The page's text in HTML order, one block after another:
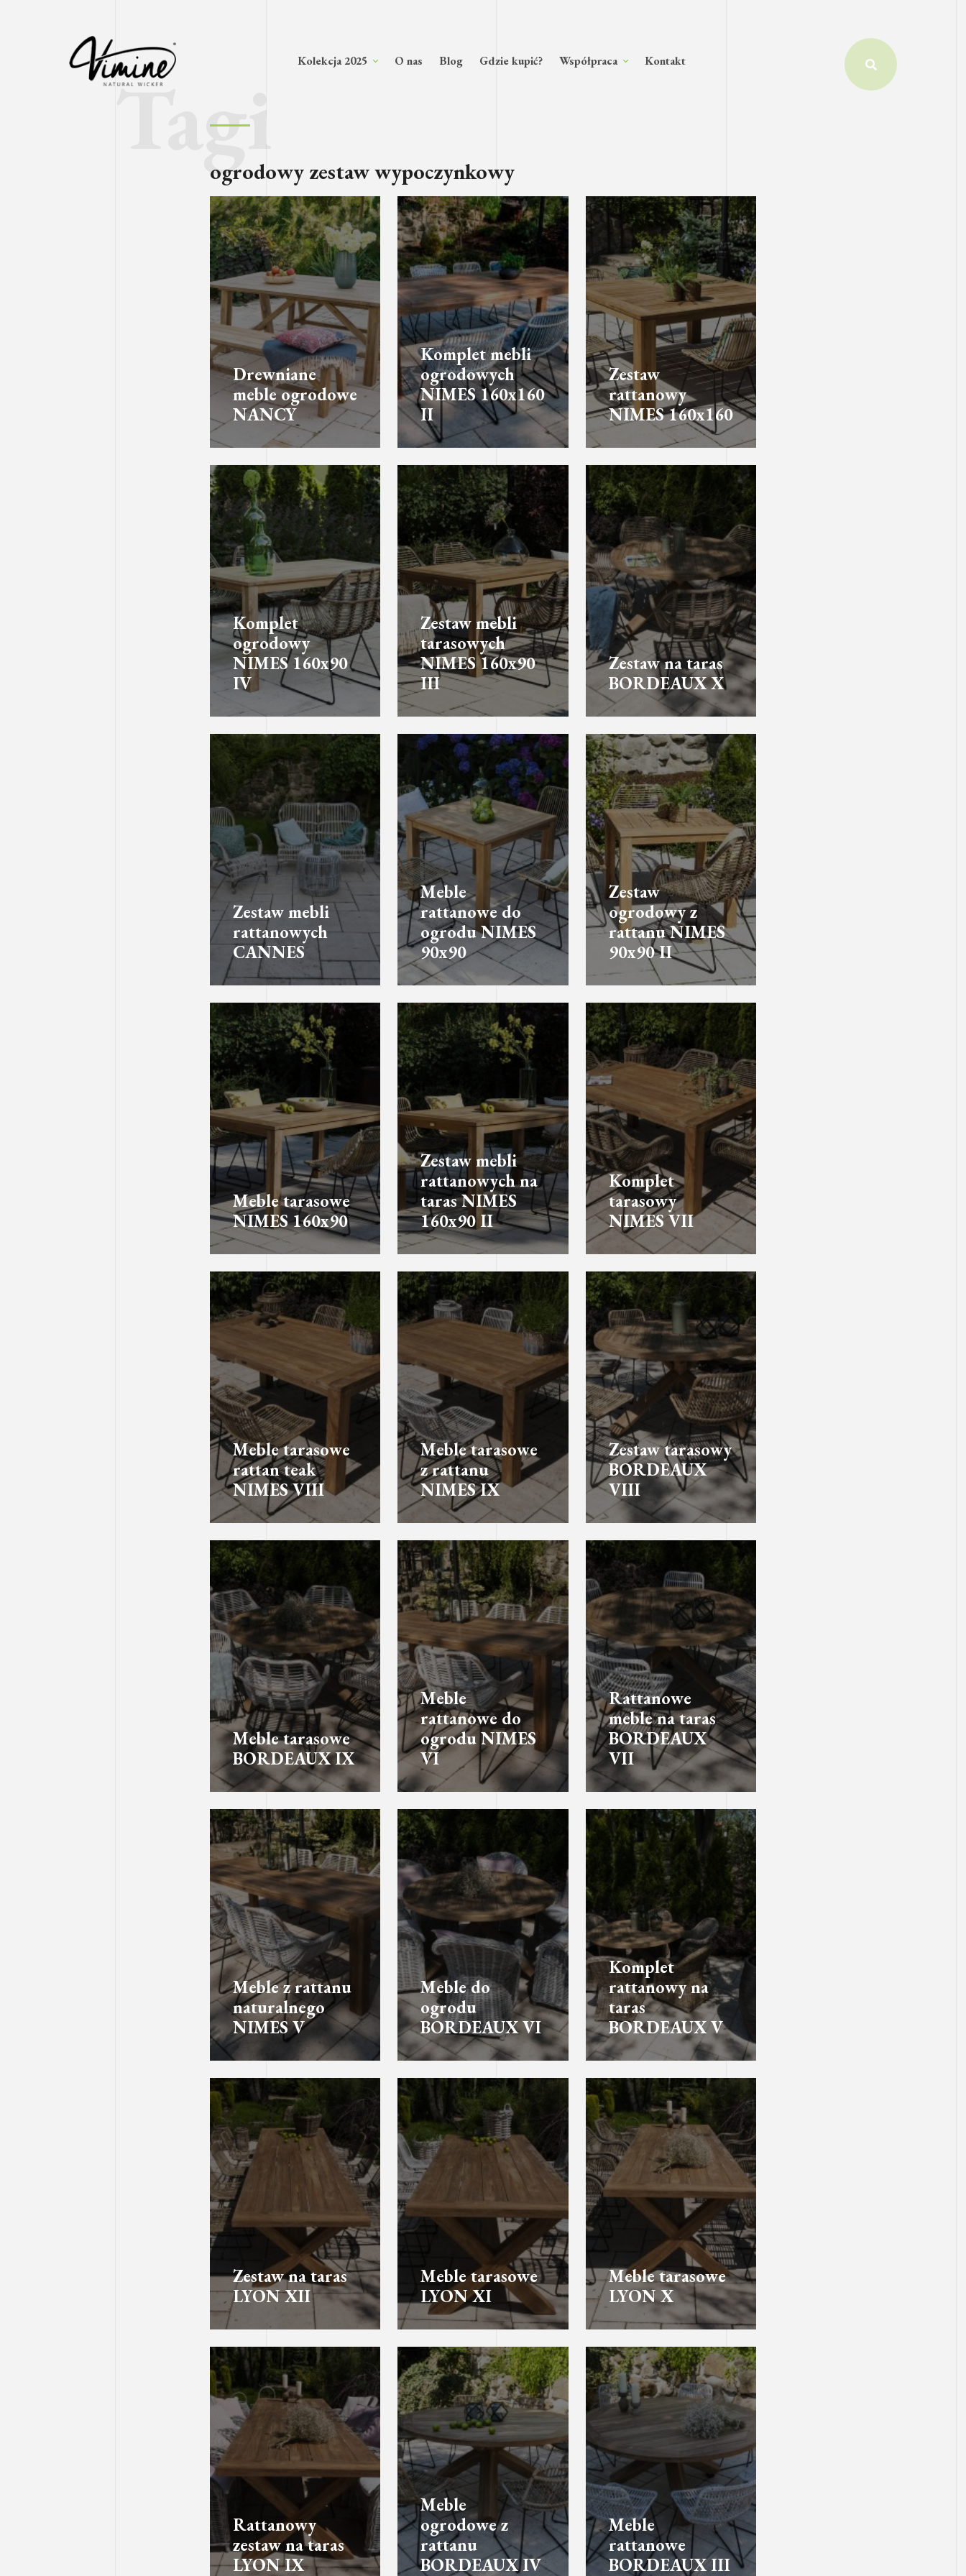
Kolekcja 2025 O nas Blog Gdzie kupić? Współpraca Kontakt
ogrodowy zestaw wypoczynkowy
Drewniane
meble ogrodowe
NANCY
Komplet mebli
ogrodowych
NIMES 160x160
II
Zestaw
rattanowy
NIMES 160x160
Komplet
ogrodowy
NIMES 160x90
IV
Zestaw mebli
tarasowych
NIMES 160x90
III
Zestaw na taras
BORDEAUX X
Zestaw mebli
rattanowych
CANNES
Meble
rattanowe do
ogrodu NIMES
90x90
Zestaw
ogrodowy z
rattanu NIMES
90x90 II
Meble tarasowe
NIMES 160x90
Zestaw mebli
rattanowych na
taras NIMES
160x90 II
Komplet
tarasowy
NIMES VII
Meble tarasowe
rattan teak
NIMES VIII
Meble tarasowe
z rattanu
NIMES IX
Zestaw tarasowy
BORDEAUX
VIII
Meble tarasowe
BORDEAUX IX
Meble
rattanowe do
ogrodu NIMES
VI
Rattanowe
meble na taras
BORDEAUX
VII
Meble z rattanu
naturalnego
NIMES V
Meble do
ogrodu
BORDEAUX VI
Komplet
rattanowy na
taras
BORDEAUX V
Zestaw na taras
LYON XII
Meble tarasowe
LYON XI
Meble tarasowe
LYON X
Rattanowy
zestaw na taras
LYON IX
Meble
ogrodowe z
rattanu
BORDEAUX IV
Meble
rattanowe
BORDEAUX III